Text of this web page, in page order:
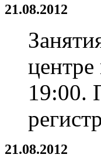
21.08.2012
19:00.
21.08.2012